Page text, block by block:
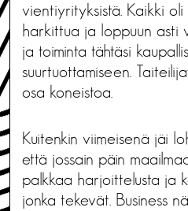
vientiyrityksistä. Kaikki
harkittua ja loppuun asti
ja toiminta tähtäsi
suurtuottamiseen.
osa koneistoa.
Kuitenkin viimeisenä jäi
että jossain päin
palkkaa harjoittelusta ja
jonka tekevät. Business